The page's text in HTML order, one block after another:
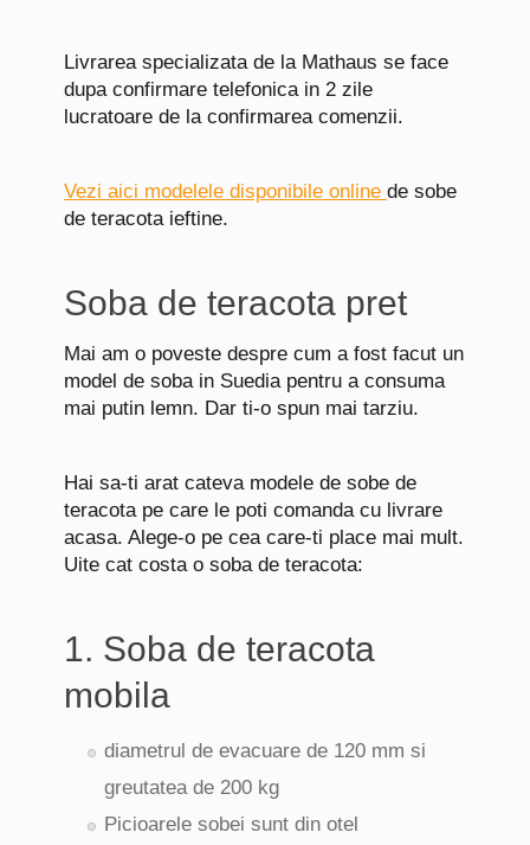
Livrarea specializata de la Mathaus se face
dupa confirmare telefonica in 2 zile
lucratoare de la confirmarea comenzii.
Vezi aici modelele disponibile online de sobe
de teracota ieftine.
Soba de teracota pret
Mai am o poveste despre cum a fost facut un
model de soba in Suedia pentru a consuma
mai putin lemn. Dar ti-o spun mai tarziu.
Hai sa-ti arat cateva modele de sobe de
teracota pe care le poti comanda cu livrare
acasa. Alege-o pe cea care-ti place mai mult.
Uite cat costa o soba de teracota:
1. Soba de teracota
mobila
diametrul de evacuare de 120 mm si
greutatea de 200 kg
Picioarele sobei sunt din otel